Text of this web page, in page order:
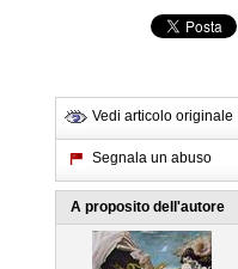
Vedi articolo originale
Segnala un abuso
A proposito dell'autore